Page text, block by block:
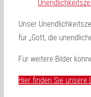
Unser
für „Gott, die
Für weitere Bilder
Hier finden Sie unsere